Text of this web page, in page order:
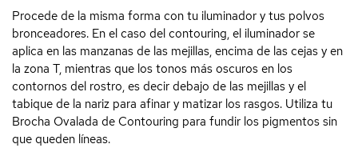
Procede de la misma forma con tu iluminador y tus polvos
bronceadores. En el caso del contouring, el iluminador se
aplica en las manzanas de las mejillas, encima de las cejas y en
la zona T, mientras que los tonos más oscuros en los
contornos del rostro, es decir debajo de las mejillas y el
tabique de la nariz para afinar y matizar los rasgos. Utiliza tu
Brocha Ovalada de Contouring para fundir los pigmentos sin
que queden líneas.